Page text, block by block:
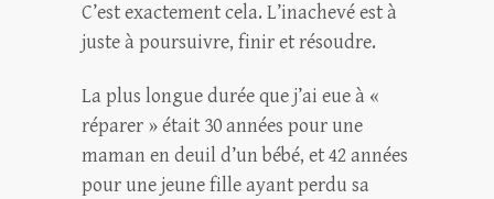
C’est exactement cela. L’inachevé est à
juste à poursuivre, finir et résoudre.
La plus longue durée que j’ai eue à «
réparer » était 30 années pour une
maman en deuil d’un bébé, et 42 années
pour une jeune fille ayant perdu sa